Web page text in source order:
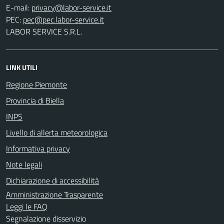
E-mail:
PEC:
LABOR SERVICE S.R.L.
LINK UTILI
Regione Piemonte
Provincia di Biella
INPS
Livello di allerta meteorologica
Informativa privacy
Note legali
Dichiarazione di accessibilità
Amministrazione Trasparente
Leggi le FAQ
Segnalazione disservizio